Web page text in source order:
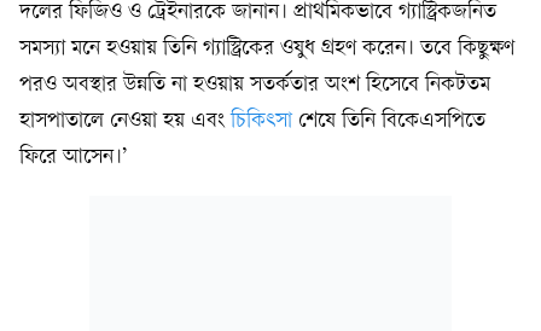
দলের ফিজিও ও ট্রেইনারকে জানান। প্রাথমিকভাবে গ্যাস্ট্রিকজনিত
সমস্যা মনে হওয়ায় তিনি গ্যাস্ট্রিকের ওষুধ গ্রহণ করেন। তবে কিছুক্ষণ
পরও অবস্থার উন্নতি না হওয়ায় সতর্কতার অংশ হিসেবে নিকটতম
হাসপাতালে নেওয়া হয় এবংচিকিৎসাশেষে তিনি বিকেএসপিতে
ফিরে আসেন।’